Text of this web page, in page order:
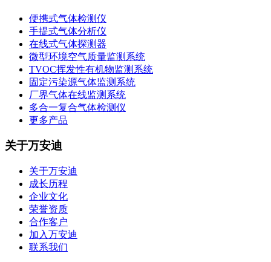
便携式气体检测仪
手提式气体分析仪
在线式气体探测器
微型环境空气质量监测系统
TVOC挥发性有机物监测系统
固定污染源气体监测系统
厂界气体在线监测系统
多合一复合气体检测仪
更多产品
关于万安迪
关于万安迪
成长历程
企业文化
荣誉资质
合作客户
加入万安迪
联系我们